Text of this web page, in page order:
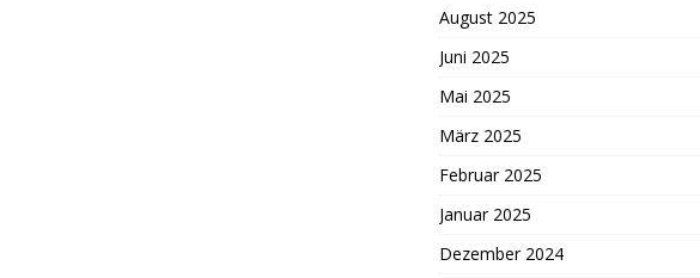
August 2025
Juni 2025
Mai 2025
März 2025
Februar 2025
Januar 2025
Dezember 2024